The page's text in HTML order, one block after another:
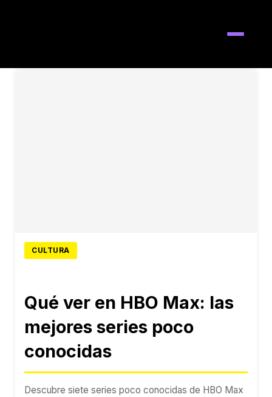
CULTURA
Qué ver en HBO Max: las
mejores series poco
conocidas
Descubre siete series poco conocidas de HBO Max